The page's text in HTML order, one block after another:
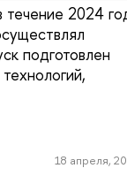
2024
подготовлен
18 апреля,